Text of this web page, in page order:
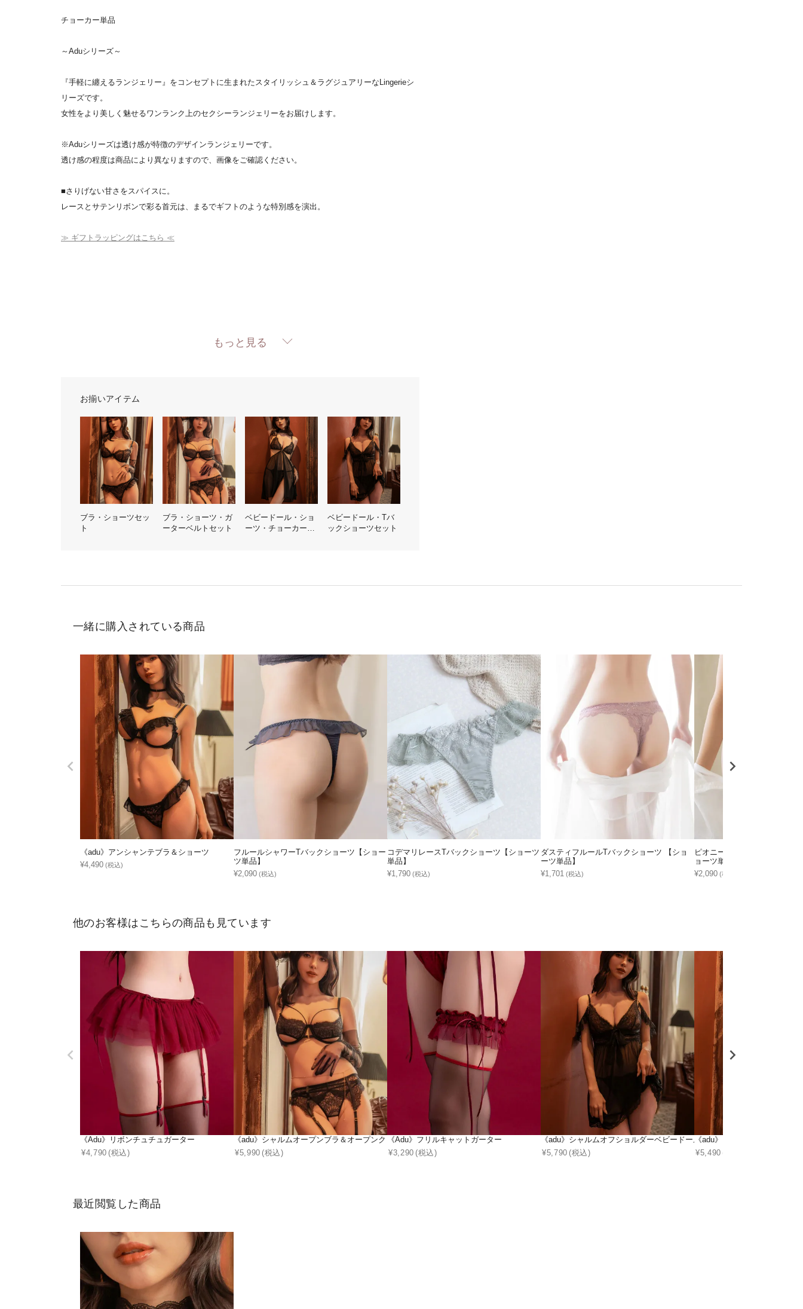
チョーカー単品
～Aduシリーズ～
『手軽に纏えるランジェリー』をコンセプトに生まれたスタイリッシュ＆ラグジュアリーなLingerieシ
リーズです。
女性をより美しく魅せるワンランク上のセクシーランジェリーをお届けします。
※Aduシリーズは透け感が特徴のデザインランジェリーです。
透け感の程度は商品により異なりますので、画像をご確認ください。
■さりげない甘さをスパイスに。
レースとサテンリボンで彩る首元は、まるでギフトのような特別感を演出。
≫ ギフトラッピングはこちら ≪
もっと見る
お揃いアイテム
ブラ・ショーツセッ
ト
ブラ・ショーツ・ガ
ーターベルトセット
ベビードール・ショ
ーツ・チョーカーセ
ベビードール・Tバ
ックショーツセット
一緒に購入されている商品
《adu》アンシャンテブラ＆ショーツ
¥4,490 (税込)
フルールシャワーTバックショーツ【ショー
ツ単品】
¥2,090 (税込)
コデマリレースTバックショーツ【ショーツ
単品】
¥1,790 (税込)
ダスティフルールTバックショーツ 【ショ
ーツ単品】
¥1,701 (税込)
ピオニーレースフリルTバック
ョーツ単品】
¥2,090 (税込)
他のお客様はこちらの商品も見ています
《Adu》リボンチュチュガーター
¥4,790 (税込)
《adu》シャルムオープンブラ＆オープンクロッチショーツ＆ガーターベルト
¥5,990 (税込)
《Adu》フリルキャットガーター
¥3,290 (税込)
《adu》シャルムオフショルダーベビードール＆バックリボンTバックショ
¥5,790 (税込)
《adu》シャルムノンパテッ
¥5,490
最近閲覧した商品